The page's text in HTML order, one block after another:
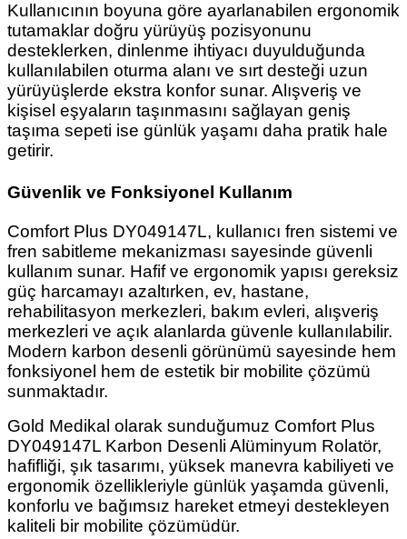
Kullanıcının boyuna göre ayarlanabilen ergonomik
tutamaklar doğru yürüyüş pozisyonunu
desteklerken, dinlenme ihtiyacı duyulduğunda
kullanılabilen oturma alanı ve sırt desteği uzun
yürüyüşlerde ekstra konfor sunar. Alışveriş ve
kişisel eşyaların taşınmasını sağlayan geniş
taşıma sepeti ise günlük yaşamı daha pratik hale
getirir.
Güvenlik ve Fonksiyonel Kullanım
Comfort Plus DY049147L, kullanıcı fren sistemi ve
fren sabitleme mekanizması sayesinde güvenli
kullanım sunar. Hafif ve ergonomik yapısı gereksiz
güç harcamayı azaltırken, ev, hastane,
rehabilitasyon merkezleri, bakım evleri, alışveriş
merkezleri ve açık alanlarda güvenle kullanılabilir.
Modern karbon desenli görünümü sayesinde hem
fonksiyonel hem de estetik bir mobilite çözümü
sunmaktadır.
Gold Medikal olarak sunduğumuz Comfort Plus
DY049147L Karbon Desenli Alüminyum Rolatör,
hafifliği, şık tasarımı, yüksek manevra kabiliyeti ve
ergonomik özellikleriyle günlük yaşamda güvenli,
konforlu ve bağımsız hareket etmeyi destekleyen
kaliteli bir mobilite çözümüdür.